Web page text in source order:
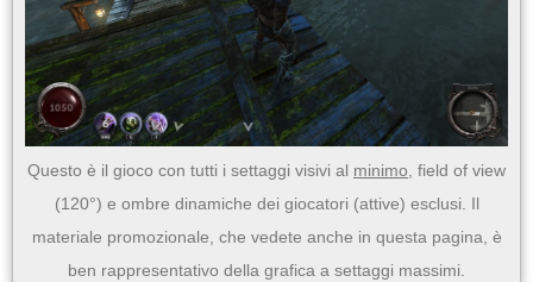
Questo è il gioco con tutti i settaggi visivi al minimo, field of view
(120°) e ombre dinamiche dei giocatori (attive) esclusi. Il
materiale promozionale, che vedete anche in questa pagina, è
ben rappresentativo della grafica a settaggi massimi.